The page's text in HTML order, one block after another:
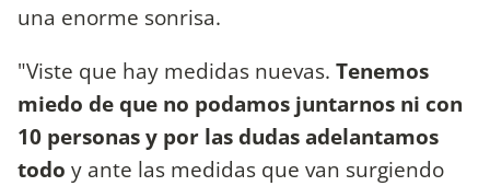
una enorme sonrisa.
"Viste que hay medidas nuevas. Tenemos
miedo de que no podamos juntarnos ni con
10 personas y por las dudas adelantamos
todo y ante las medidas que van surgiendo